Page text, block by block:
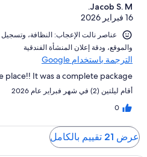
Jacob S. M.
16 فبراير 2026
و⁦الموقع⁩، و⁦دقة إعلان المنشأة الفندقية⁩
الترجمة باستخدام Google
place!! It was a complete package!!
أقام ليلتين (2) في شهر فبراير عام 2026
0
عرض 21 تقييم بالكامل